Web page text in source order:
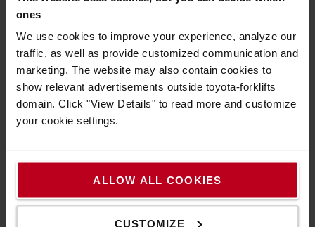
ones
We use cookies to improve your experience, analyze our
traffic, as well as provide customized communication and
marketing. The website may also contain cookies to
show relevant advertisements outside toyota-forklifts
domain. Click "View Details" to read more and customize
your cookie settings.
ALLOW ALL COOKIES
CUSTOMIZE
kitűnő kilátást biztosít a gépkezelőnek a rakományra és a
környezetre egyaránt.